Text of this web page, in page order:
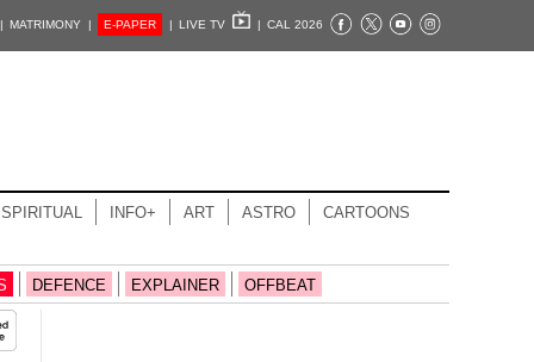
MATRIMONY | E-PAPER | LIVE TV | CAL 2026
SPIRITUAL INFO+ ART ASTRO CARTOONS
DEFENCE EXPLAINER OFFBEAT